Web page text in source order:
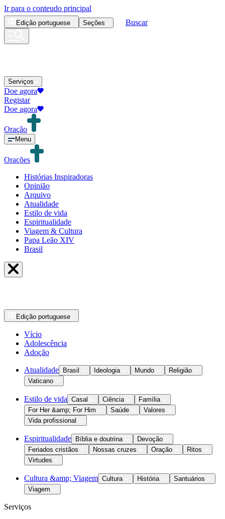
Ir para o conteudo principal
Edição portuguese Seções Buscar
Serviços
Doe agora
Registar
Doe agora
Oração
Menu
Orações
Histórias Inspiradoras
Opinião
Arquivo
Atualidade
Estilo de vida
Espiritualidade
Viagem & Cultura
Papa Leão XIV
Brasil
Edição portuguese
Vício
Adolescência
Adoção
Atualidade Brasil Ideologia Mundo
Religião
Vaticano
Estilo de vida Casal Ciência
Família
For Her &amp; For Him
Saúde
Valores
Vida profissional
Espiritualidade Bíblia e doutrina
Devoção
Feriados cristãos
Nossas cruzes Oração
Ritos
Virtudes
Cultura &amp; Viagem Cultura História
Santuários
Viagem
Serviços